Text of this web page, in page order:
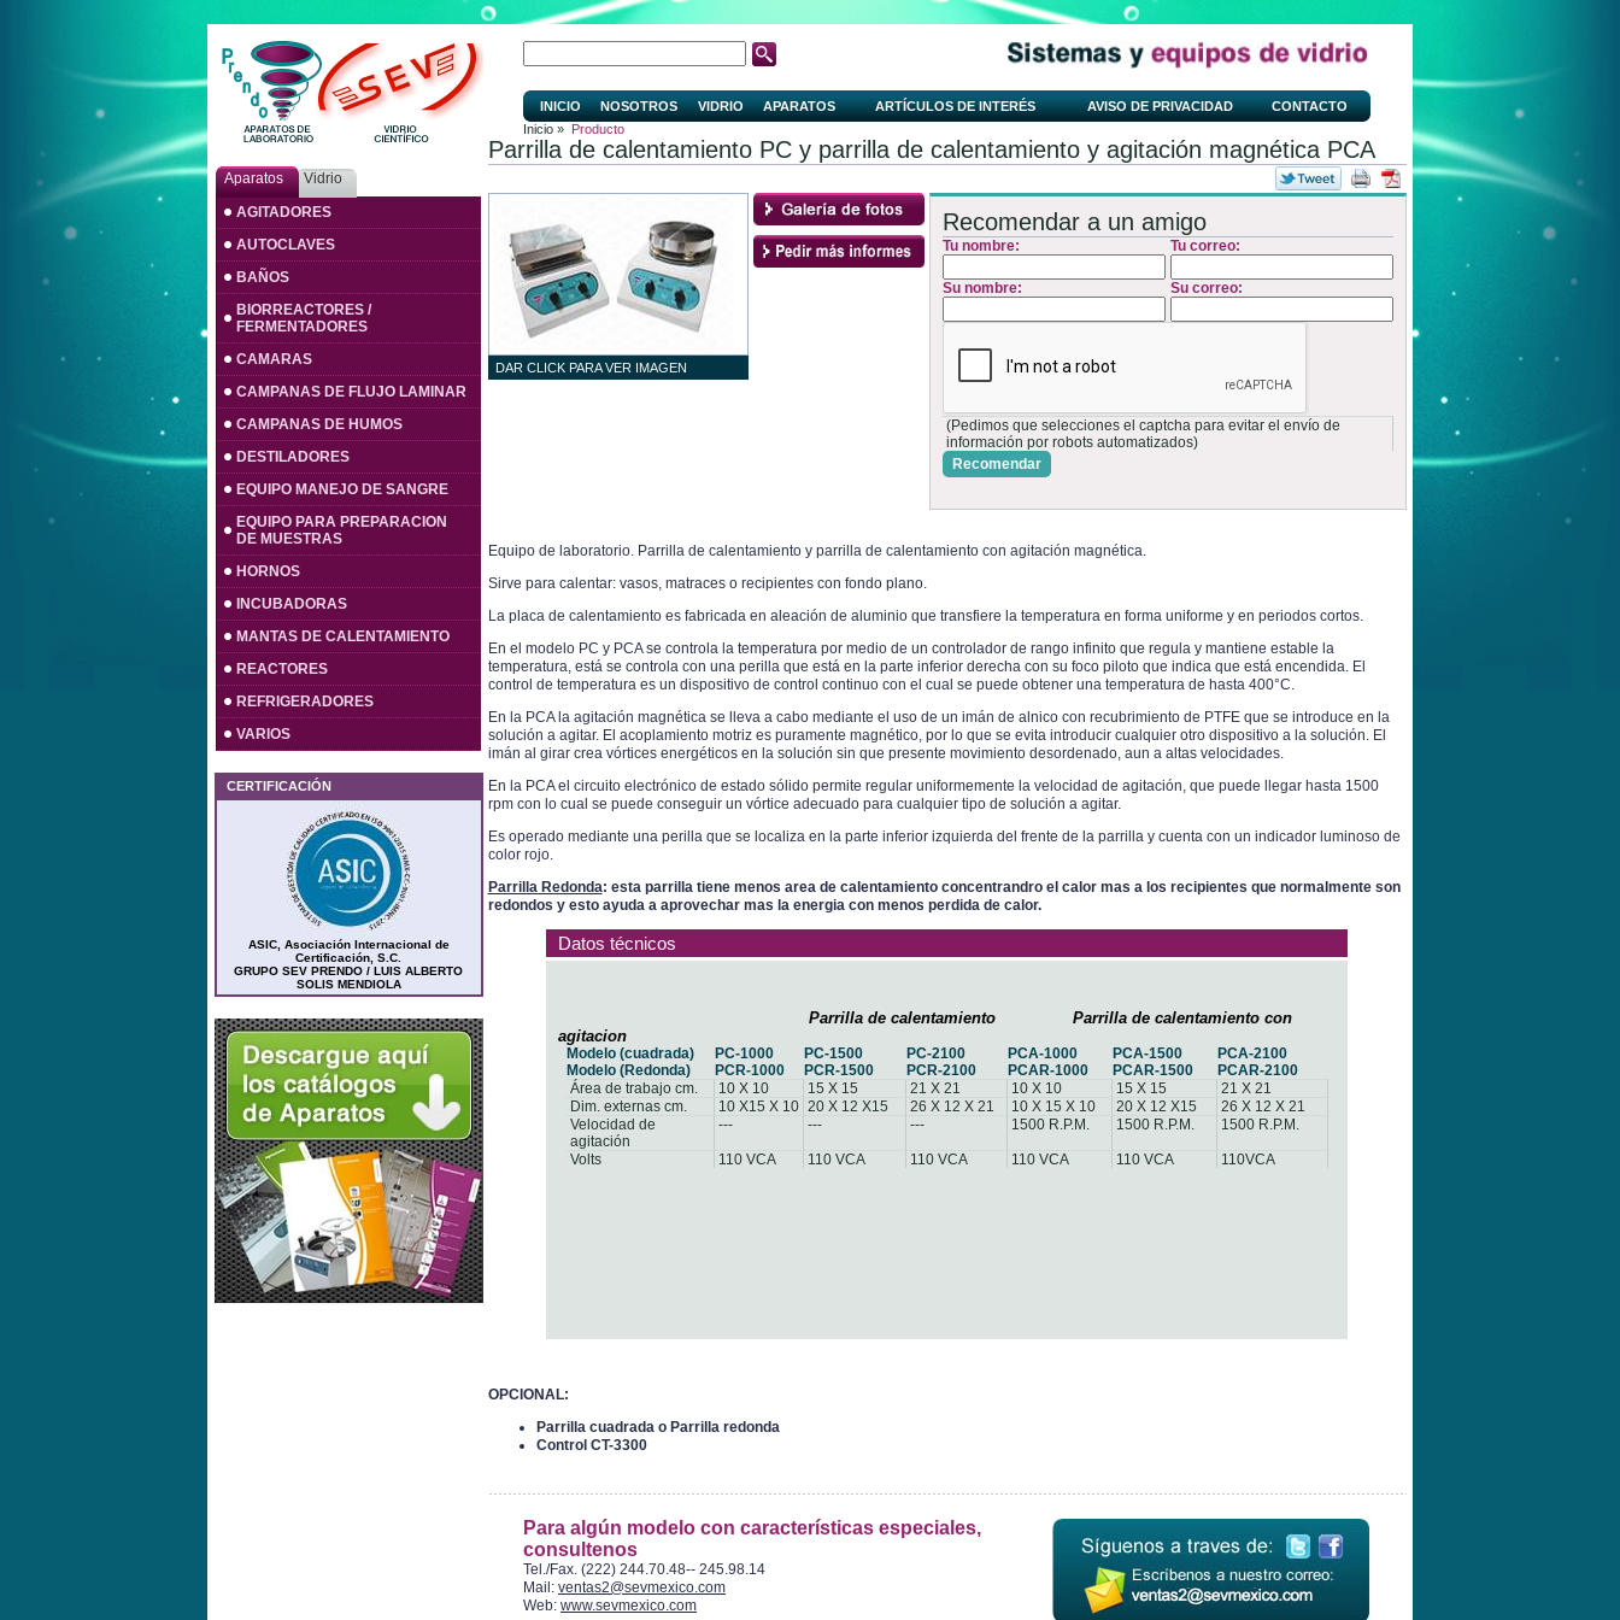
Aparatos
Vidrio
AGITADORES
AUTOCLAVES
BAÑOS
BIORREACTORES /
FERMENTADORES
CAMARAS
CAMPANAS DE FLUJO LAMINAR
CAMPANAS DE HUMOS
DESTILADORES
EQUIPO MANEJO DE SANGRE
EQUIPO PARA PREPARACION
DE MUESTRAS
HORNOS
INCUBADORAS
MANTAS DE CALENTAMIENTO
REACTORES
REFRIGERADORES
VARIOS
CERTIFICACIÓN
ASIC, Asociación Internacional de
Certificación, S.C.
GRUPO SEV PRENDO / LUIS ALBERTO
SOLIS MENDIOLA
INICIO NOSOTROS VIDRIO APARATOS ARTÍCULOS DE INTERÉS AVISO DE PRIVACIDAD
CONTACTO
Inicio » Producto
Parrilla de calentamiento PC y parrilla de calentamiento y agitación magnética PCA
DAR CLICK PARA VER IMAGEN
Recomendar a un amigo
Tu nombre: Tu correo:
Su nombre: Su correo:
(Pedimos que selecciones el captcha para evitar el envío de
información por robots automatizados)
Recomendar
Equipo de laboratorio. Parrilla de calentamiento y parrilla de calentamiento con agitación magnética.
Sirve para calentar: vasos, matraces o recipientes con fondo plano.
La placa de calentamiento es fabricada en aleación de aluminio que transfiere la temperatura en forma uniforme y en periodos cortos.
En el modelo PC y PCA se controla la temperatura por medio de un controlador de rango infinito que regula y mantiene estable la
temperatura, está se controla con una perilla que está en la parte inferior derecha con su foco piloto que indica que está encendida. El
control de temperatura es un dispositivo de control continuo con el cual se puede obtener una temperatura de hasta 400°C.
En la PCA la agitación magnética se lleva a cabo mediante el uso de un imán de alnico con recubrimiento de PTFE que se introduce en la
solución a agitar. El acoplamiento motriz es puramente magnético, por lo que se evita introducir cualquier otro dispositivo a la solución. El
imán al girar crea vórtices energéticos en la solución sin que presente movimiento desordenado, aun a altas velocidades.
En la PCA el circuito electrónico de estado sólido permite regular uniformemente la velocidad de agitación, que puede llegar hasta 1500
rpm con lo cual se puede conseguir un vórtice adecuado para cualquier tipo de solución a agitar.
Es operado mediante una perilla que se localiza en la parte inferior izquierda del frente de la parrilla y cuenta con un indicador luminoso de
color rojo.
Parrilla Redonda: esta parrilla tiene menos area de calentamiento concentrandro el calor mas a los recipientes que normalmente son
redondos y esto ayuda a aprovechar mas la energia con menos perdida de calor.
Datos técnicos
Parrilla de calentamiento Parrilla de calentamiento con
agitacion
Modelo (cuadrada) PC-1000 PC-1500 PC-2100 PCA-1000 PCA-1500
PCA-2100
Modelo (Redonda)
PCR-1000 PCR-1500 PCR-2100 PCAR-1000 PCAR-1500
PCAR-2100
Área de trabajo cm.
10 X 10 15 X 15 21 X 21 10 X 10 15 X 15
21 X 21
Dim. externas cm.
10 X15 X 10 20 X 12 X15 26 X 12 X 21 10 X 15 X 10 20 X 12 X15
26 X 12 X 21
Velocidad de
agitación
--- --- --- 1500 R.P.M. 1500 R.P.M. 1500 R.P.M.
Volts 110 VCA 110 VCA 110 VCA 110 VCA 110 VCA 110VCA
OPCIONAL:
Parrilla cuadrada o Parrilla redonda
Control CT-3300
Para algún modelo con características especiales,
consultenos
Tel./Fax. (222) 244.70.48-- 245.98.14
Mail: ventas2@sevmexico.com
Web: www.sevmexico.com